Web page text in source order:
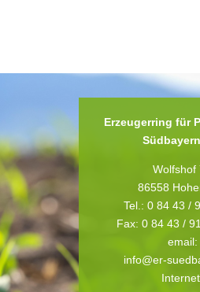
Erzeugerring für
Wolfshof
86558
Tel.: 0 84 43 /
Fax: 0 84 43 /
email:
info@er-